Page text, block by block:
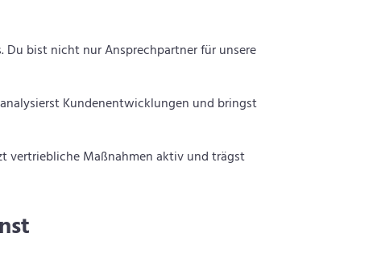
Du bist nicht nur Ansprechpartner für unsere
Kundenentwicklungen und bringst
vertriebliche Maßnahmen aktiv und trägst